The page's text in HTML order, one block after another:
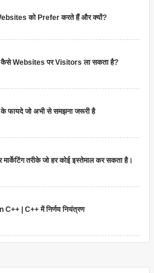
को Prefer करते हैं और क्यों?
Websites पर Visitors ला सकता है?
फायदे जो अभी से समझना जरूरी है
तरीके जो हर कोई इस्तेमाल कर सकता है।
| C++ में निर्णय नियंत्रण